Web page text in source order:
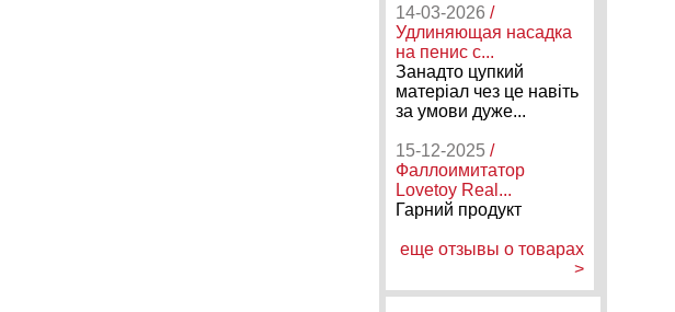
14-03-2026 /
Удлиняющая насадка
на пенис с...
Занадто цупкий
матеріал чез це навіть
за умови дуже...
15-12-2025 /
Фаллоимитатор
Lovetoy Real...
Гарний продукт
еще отзывы о товарах
>